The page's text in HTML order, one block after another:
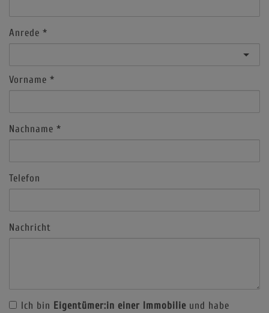
Anrede
Vorname
Nachname
Telefon
Nachricht
Ich bin Eigentümer:in einer Immobilie und habe